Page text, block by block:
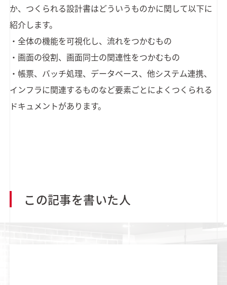
か、つくられる設計書はどういうものかに関して以下に
紹介します。
・全体の機能を可視化し、流れをつかむもの
・画面の役割、画面同士の関連性をつかむもの
・帳票、バッチ処理、データベース、他システム連携、
インフラに関連するものなど要素ごとによくつくられる
ドキュメントがあります。
この記事を書いた人